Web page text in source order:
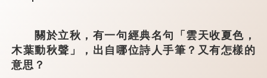
關於立秋，有一句經典名句「雲天收夏色，
木葉動秋聲」，出自哪位詩人手筆？又有怎樣的
意思？